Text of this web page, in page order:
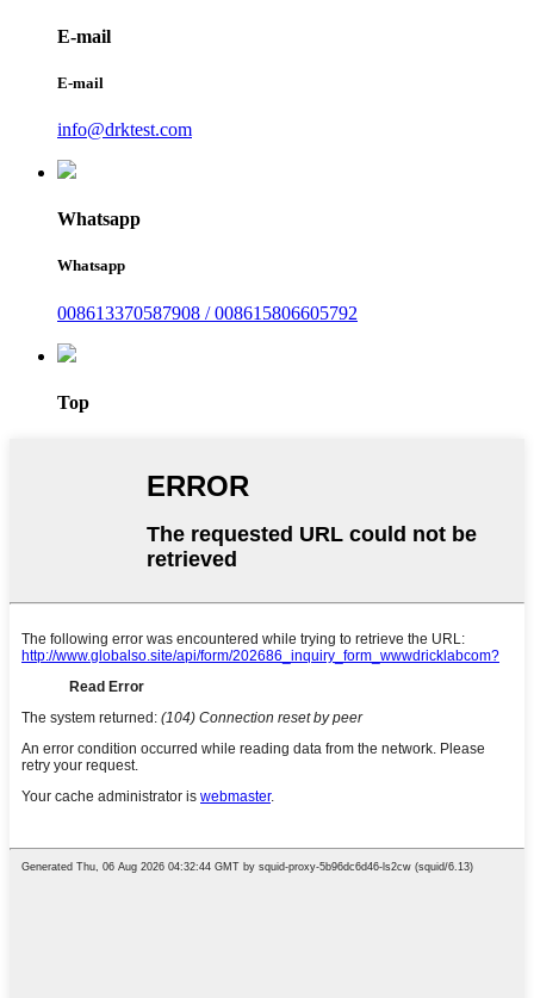
E-mail
E-mail
info@drktest.com
Whatsapp
Whatsapp
008613370587908 / 008615806605792
Top